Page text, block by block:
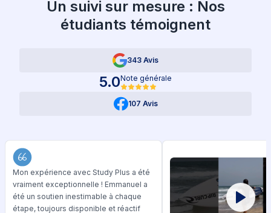
Un suivi sur mesure : Nos
étudiants témoignent
343 Avis
5.0Note générale
107 Avis
Mon expérience avec Study Plus a été
vraiment exceptionnelle ! Emmanuel a
été un soutien inestimable à chaque
étape, toujours disponible et réactif